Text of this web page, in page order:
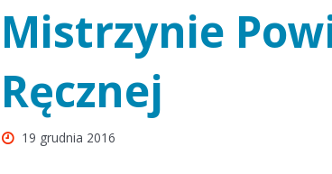
Mistrzynie
Ręcznej
19 grudnia 2016